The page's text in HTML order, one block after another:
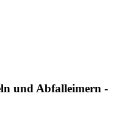
und Abfalleimern -